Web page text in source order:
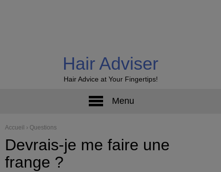
Hair Adviser
Hair Advice at Your Fingertips!
Menu
Accueil › Questions
Devrais-je me faire une
frange ?